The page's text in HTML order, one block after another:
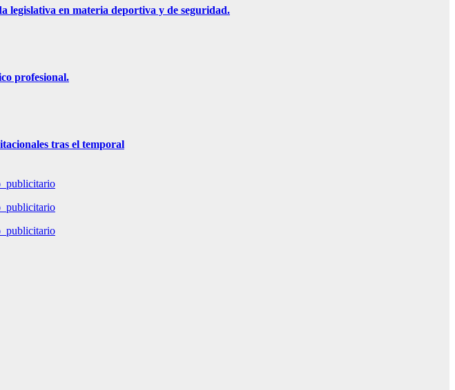
legislativa en materia deportiva y de seguridad.
profesional.
tras el temporal